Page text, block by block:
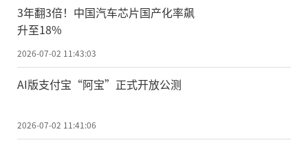
3年翻3倍！中国汽车芯片国产化率飙
升至18%
2026-07-02 11:43:03
AI版支付宝“阿宝”正式开放公测
2026-07-02 11:41:06